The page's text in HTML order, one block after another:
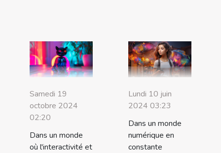
Samedi 19
octobre 2024
02:20
Dans un monde
où l'interactivité et
Lundi 10 juin
2024 03:23
Dans un monde
numérique en
constante